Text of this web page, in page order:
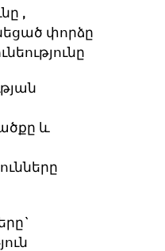
,
փորձը
և